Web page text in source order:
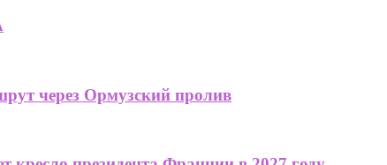
через Ормузский пролив